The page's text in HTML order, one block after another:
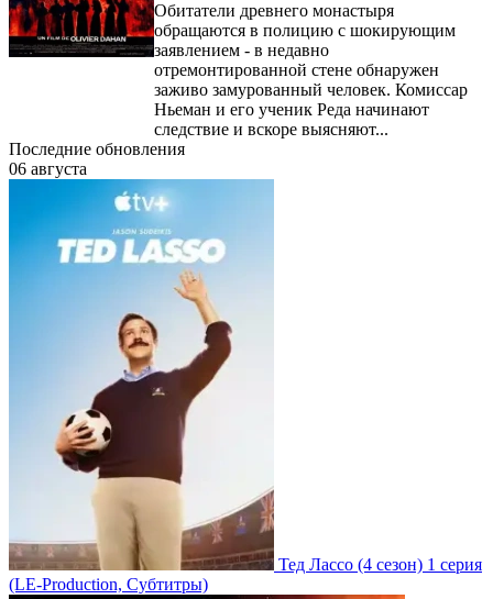
Обитатели древнего монастыря
обращаются в полицию с шокирующим
заявлением - в недавно
отремонтированной стене обнаружен
заживо замурованный человек. Комиссар
Ньеман и его ученик Реда начинают
следствие и вскоре выясняют...
Последние обновления
06 августа
Тед Лассо (4 сезон) 1 серия
(LE-Production, Субтитры)